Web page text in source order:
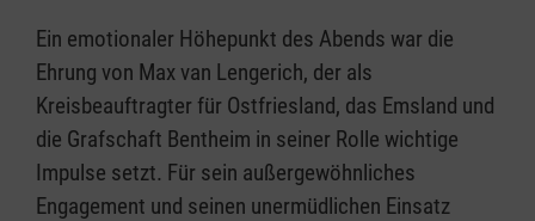
Ein emotionaler Höhepunkt des Abends war die
Ehrung von Max van Lengerich, der als
Kreisbeauftragter für Ostfriesland, das Emsland und
die Grafschaft Bentheim in seiner Rolle wichtige
Impulse setzt. Für sein außergewöhnliches
Engagement und seinen unermüdlichen Einsatz